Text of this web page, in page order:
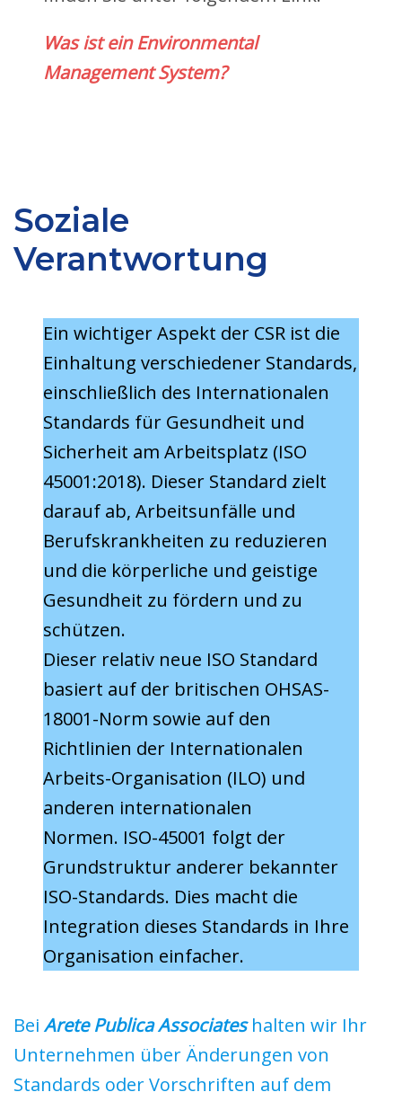
Was ist ein Environmental
Management System?
Soziale
Verantwortung
Ein wichtiger Aspekt der CSR ist die
Einhaltung verschiedener Standards,
einschließlich des Internationalen
Standards für Gesundheit und
Sicherheit am Arbeitsplatz (ISO
45001:2018). Dieser Standard zielt
darauf ab, Arbeitsunfälle und
Berufskrankheiten zu reduzieren
und die körperliche und geistige
Gesundheit zu fördern und zu
schützen.
Dieser relativ neue ISO Standard
basiert auf der britischen OHSAS-
18001-Norm sowie auf den
Richtlinien der Internationalen
Arbeits-Organisation (ILO) und
anderen internationalen
Normen. ISO-45001 folgt der
Grundstruktur anderer bekannter
ISO-Standards. Dies macht die
Integration dieses Standards in Ihre
Organisation einfacher.
Bei Arete Publica Associateshalten wir Ihr
Unternehmen über Änderungen von
Standards oder Vorschriften auf dem